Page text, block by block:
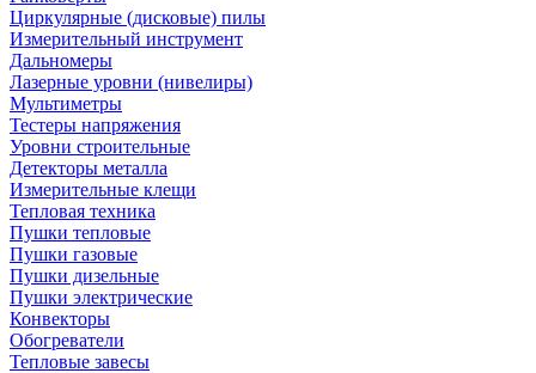
Циркулярные (дисковые) пилы
Измерительный инструмент
Дальномеры
Лазерные уровни (нивелиры)
Мультиметры
Тестеры напряжения
Уровни строительные
Детекторы металла
Измерительные клещи
Тепловая техника
Пушки тепловые
Пушки газовые
Пушки дизельные
Пушки электрические
Конвекторы
Обогреватели
Тепловые завесы